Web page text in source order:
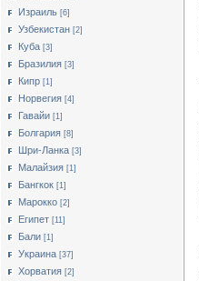
Израиль [6]
Узбекистан [2]
Куба [3]
Бразилия [3]
Кипр [1]
Норвегия [4]
Гавайи [1]
Болгария [8]
Шри-Ланка [3]
Малайзия [1]
Бангкок [1]
Марокко [2]
Египет [11]
Бали [1]
Украина [37]
Хорватия [2]